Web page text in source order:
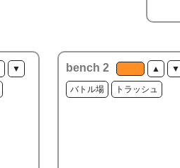
▼ bench 2 ▲ ▼
バトル場 トラッシュ